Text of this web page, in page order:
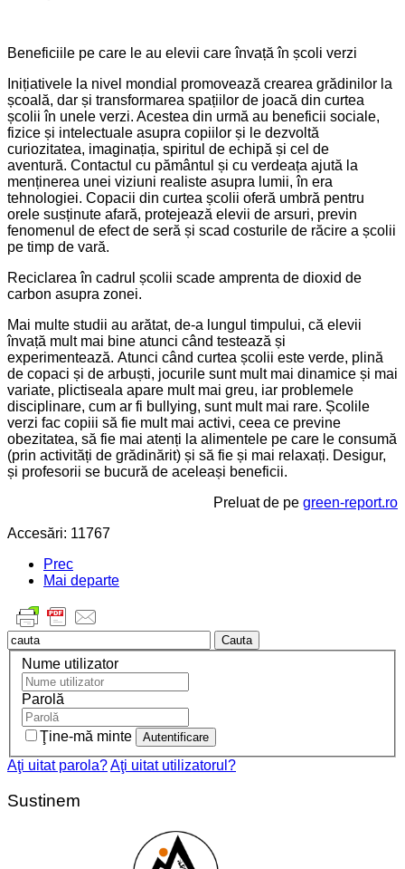
Beneficiile pe care le au elevii care învață în școli verzi
Inițiativele la nivel mondial promovează crearea grădinilor la
școală, dar și transformarea spațiilor de joacă din curtea
școlii în unele verzi. Acestea din urmă au beneficii sociale,
fizice și intelectuale asupra copiilor și le dezvoltă
curiozitatea, imaginația, spiritul de echipă și cel de
aventură. Contactul cu pământul și cu verdeața ajută la
menținerea unei viziuni realiste asupra lumii, în era
tehnologiei. Copacii din curtea școlii oferă umbră pentru
orele susținute afară, protejează elevii de arsuri, previn
fenomenul de efect de seră și scad costurile de răcire a școlii
pe timp de vară.
Reciclarea în cadrul școlii scade amprenta de dioxid de
carbon asupra zonei.
Mai multe studii au arătat, de-a lungul timpului, că elevii
învață mult mai bine atunci când testează și
experimentează. Atunci când curtea școlii este verde, plină
de copaci și de arbuști, jocurile sunt mult mai dinamice și mai
variate, plictiseala apare mult mai greu, iar problemele
disciplinare, cum ar fi bullying, sunt mult mai rare. Școlile
verzi fac copiii să fie mult mai activi, ceea ce previne
obezitatea, să fie mai atenți la alimentele pe care le consumă
(prin activități de grădinărit) și să fie și mai relaxați. Desigur,
și profesorii se bucură de aceleași beneficii.
Preluat de pe green-report.ro
Accesări: 11767
Prec
Mai departe
Cauta
Nume utilizator
Parolă
Ţine-mă minte
Aţi uitat parola?Aţi uitat utilizatorul?
Sustinem